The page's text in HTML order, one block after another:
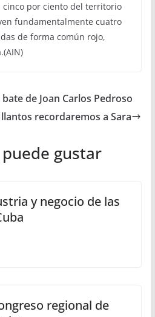
cinco por ciento del territorio
fundamentalmente cuatro
de forma común rojo,
de Joan Carlos Pedroso
recordaremos a Sara
gustar
y negocio de las
regional de